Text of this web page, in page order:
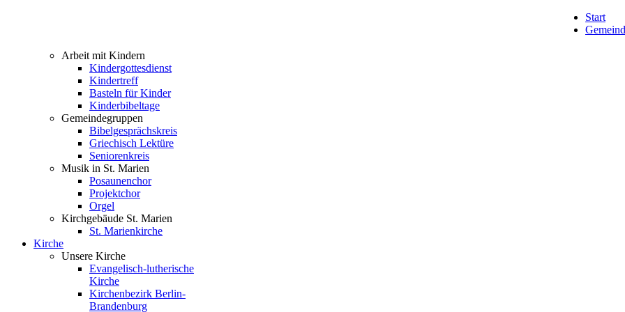
Start
Arbeit mit Kindern
Kindergottesdienst
Kindertreff
Basteln für Kinder
Kinderbibeltage
Gemeindegruppen
Bibelgesprächskreis
Griechisch Lektüre
Seniorenkreis
Musik in St. Marien
Posaunenchor
Projektchor
Orgel
Kirchgebäude St. Marien
St. Marienkirche
Kirche
Unsere Kirche
Evangelisch-lutherische
Kirche
Kirchenbezirk Berlin-
Brandenburg